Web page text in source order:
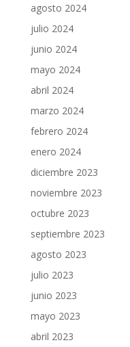
agosto 2024
julio 2024
junio 2024
mayo 2024
abril 2024
marzo 2024
febrero 2024
enero 2024
diciembre 2023
noviembre 2023
octubre 2023
septiembre 2023
agosto 2023
julio 2023
junio 2023
mayo 2023
abril 2023